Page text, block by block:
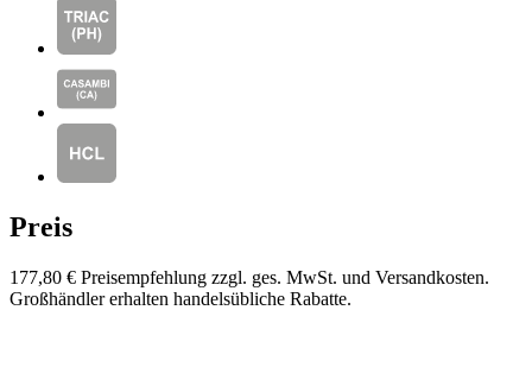
Preis
177,80 € Preisempfehlung zzgl. ges. MwSt. und Versandkosten.
Großhändler erhalten handelsübliche Rabatte.